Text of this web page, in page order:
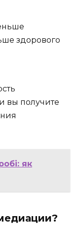
здорового
вы получите
як